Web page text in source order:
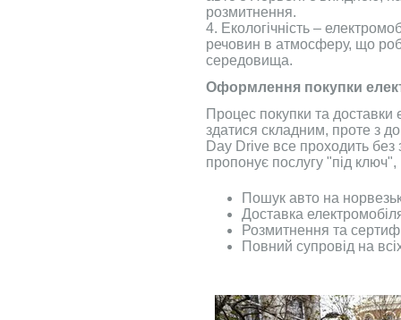
розмитнення.
4. Екологічність –
речовин в атмосферу, що
середовища.
Оформлення покупки
Процес покупки та доставки
здатися складним, проте з
Day Drive все проходить без
пропонує послугу "під
Пошук авто на
Доставка
Розмитнення та
Повний супровід на